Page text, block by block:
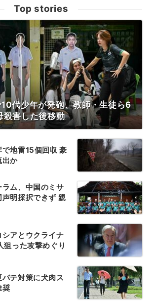
Top stories
代少年が発砲、教師・生徒ら6
殺害した後移動
地雷15個回収 豪
出か
ム、中国のミサ
明採択できず 親
アとウクライナ
狙った攻撃めぐり
テ対策に犬肉ス
奨